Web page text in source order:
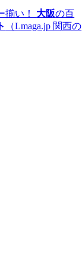
揃い！ 大阪の百
（Lmaga.jp 関西の